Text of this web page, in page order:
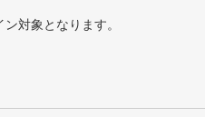
対象となります。